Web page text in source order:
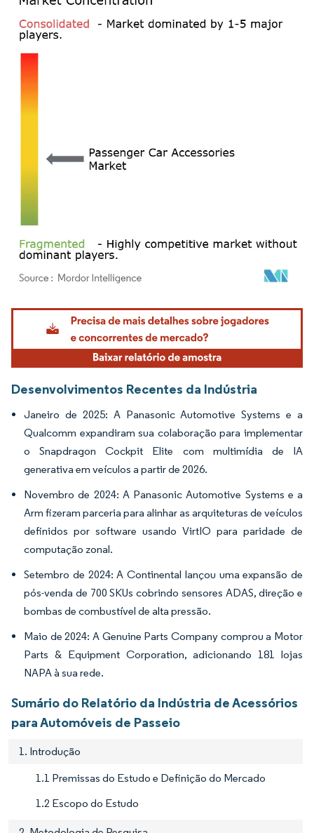
Imagem © Mordor Intelligence. O reuso requer atribuição conforme CC BY 4.0.
Desenvolvimentos Recentes da Indústria
Janeiro de 2025: A Panasonic Automotive Systems e a
Qualcomm expandiram sua colaboração para implementar
o Snapdragon Cockpit Elite com multimídia de IA
generativa em veículos a partir de 2026.
Novembro de 2024: A Panasonic Automotive Systems e a
Arm fizeram parceria para alinhar as arquiteturas de veículos
definidos por software usando VirtIO para paridade de
computação zonal.
Setembro de 2024: A Continental lançou uma expansão de
pós-venda de 700 SKUs cobrindo sensores ADAS, direção e
bombas de combustível de alta pressão.
Maio de 2024: A Genuine Parts Company comprou a Motor
Parts & Equipment Corporation, adicionando 181 lojas
NAPA à sua rede.
Sumário do Relatório da Indústria de Acessórios
para Automóveis de Passeio
1. Introdução
1.1 Premissas do Estudo e Definição do Mercado
1.2 Escopo do Estudo